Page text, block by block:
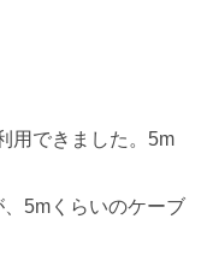
用できました。5m
5mくらいのケーブ